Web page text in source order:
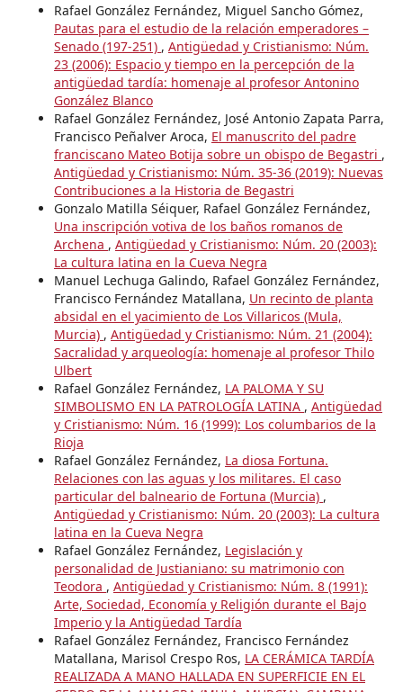
Rafael González Fernández, Miguel Sancho Gómez,
Pautas para el estudio de la relación emperadores –
Senado (197-251) , Antigüedad y Cristianismo: Núm.
23 (2006): Espacio y tiempo en la percepción de la
antigüedad tardía: homenaje al profesor Antonino
González Blanco
Rafael González Fernández, José Antonio Zapata Parra,
Francisco Peñalver Aroca, El manuscrito del padre
franciscano Mateo Botija sobre un obispo de Begastri ,
Antigüedad y Cristianismo: Núm. 35-36 (2019): Nuevas
Contribuciones a la Historia de Begastri
Gonzalo Matilla Séiquer, Rafael González Fernández,
Una inscripción votiva de los baños romanos de
Archena , Antigüedad y Cristianismo: Núm. 20 (2003):
La cultura latina en la Cueva Negra
Manuel Lechuga Galindo, Rafael González Fernández,
Francisco Fernández Matallana, Un recinto de planta
absidal en el yacimiento de Los Villaricos (Mula,
Murcia) , Antigüedad y Cristianismo: Núm. 21 (2004):
Sacralidad y arqueología: homenaje al profesor Thilo
Ulbert
Rafael González Fernández, LA PALOMA Y SU
SIMBOLISMO EN LA PATROLOGÍA LATINA , Antigüedad
y Cristianismo: Núm. 16 (1999): Los columbarios de la
Rioja
Rafael González Fernández, La diosa Fortuna.
Relaciones con las aguas y los militares. El caso
particular del balneario de Fortuna (Murcia) ,
Antigüedad y Cristianismo: Núm. 20 (2003): La cultura
latina en la Cueva Negra
Rafael González Fernández, Legislación y
personalidad de Justianiano: su matrimonio con
Teodora , Antigüedad y Cristianismo: Núm. 8 (1991):
Arte, Sociedad, Economía y Religión durante el Bajo
Imperio y la Antigüedad Tardía
Rafael González Fernández, Francisco Fernández
Matallana, Marisol Crespo Ros, LA CERÁMICA TARDÍA
REALIZADA A MANO HALLADA EN SUPERFICIE EN EL